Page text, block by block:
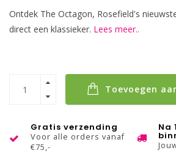
Ontdek The Octagon, Rosefield's
direct een klassieker. Lees meer..
Toevoegen
Gratis verzending
Voor alle orders vanaf
€75,-
Na